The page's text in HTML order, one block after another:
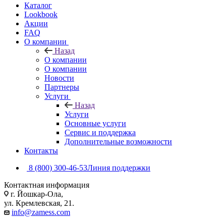
Каталог
Lookbook
Акции
FAQ
О компании
Назад
О компании
О компании
Новости
Партнеры
Услуги
Назад
Услуги
Основные услуги
Сервис и поддержка
Дополнительные возможности
Контакты
8 (800) 300-46-53Линия поддержки
Контактная информация
г. Йошкар-Ола,
ул. Кремлевская, 21.
info@zamess.com